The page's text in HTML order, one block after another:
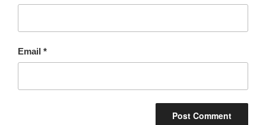
Email *